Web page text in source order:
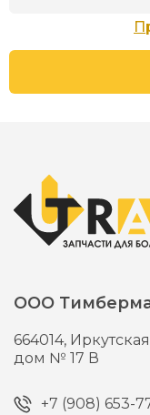
ООО
664014,
дом № 17 В
+7 (908) 653-